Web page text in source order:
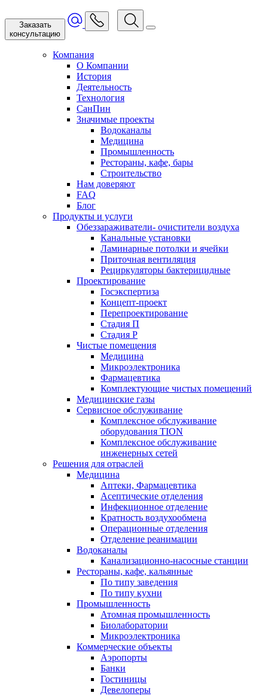
Заказать
консультацию
Компания
О Компании
История
Деятельность
Технология
СанПин
Значимые проекты
Водоканалы
Медицина
Промышленность
Рестораны, кафе, бары
Строительство
Нам доверяют
FAQ
Блог
Продукты и услуги
Обеззараживатели- очистители воздуха
Канальные установки
Ламинарные потолки и ячейки
Приточная вентиляция
Рециркуляторы бактерицидные
Проектирование
Госэкспертиза
Концепт-проект
Перепроектирование
Стадия П
Стадия Р
Чистые помещения
Медицина
Микроэлектроника
Фармацевтика
Комплектующие чистых помещений
Медицинские газы
Сервисное обслуживание
Комплексное обслуживание
оборудования TION
Комплексное обслуживание
инженерных сетей
Решения для отраслей
Медицина
Аптеки, Фармацевтика
Асептические отделения
Инфекционное отделение
Кратность воздухообмена
Операционные отделения
Отделение реанимации
Водоканалы
Канализационно-насосные станции
Рестораны, кафе, кальянные
По типу заведения
По типу кухни
Промышленность
Атомная промышленность
Биолаборатории
Микроэлектроника
Коммерческие объекты
Аэропорты
Банки
Гостиницы
Девелоперы